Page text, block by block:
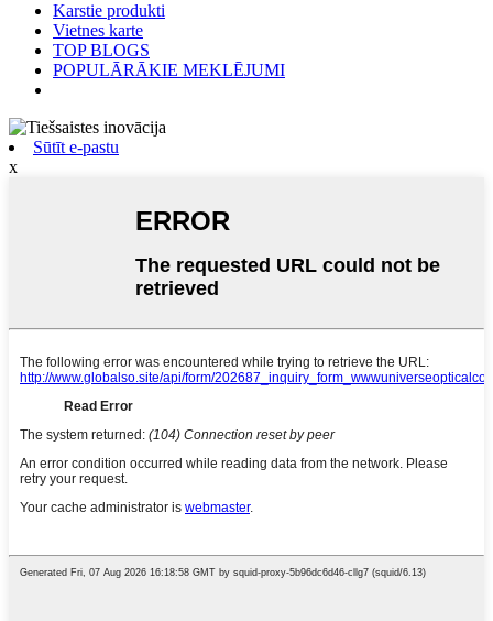
Karstie produkti
Vietnes karte
TOP BLOGS
POPULĀRĀKIE MEKLĒJUMI
Sūtīt e-pastu
x